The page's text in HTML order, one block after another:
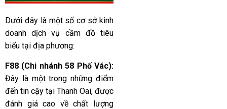
Dưới đây là một số cơ sở kinh
doanh dịch vụ cầm đồ tiêu
biểu tại địa phương:
F88 (Chi nhánh 58 Phố Vác):
Đây là một trong những điểm
đến tin cậy tại Thanh Oai, được
đánh giá cao về chất lượng